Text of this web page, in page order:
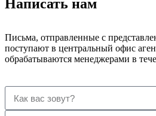
Написать нам
Письма, отправленные с
поступают в центральный офис
обрабатываются менеджерами в